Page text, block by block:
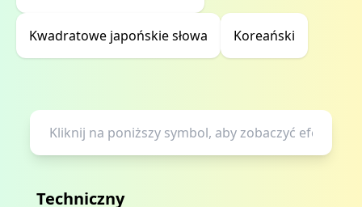
Kwadratowe japońskie słowa Koreański
Techniczny